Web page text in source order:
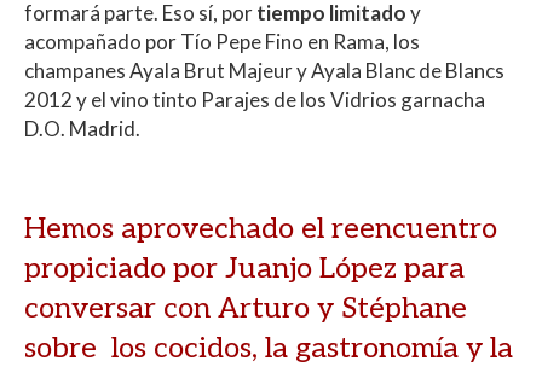
formará parte. Eso sí, portiempo limitadoy
acompañado por Tío Pepe Fino en Rama, los
champanes Ayala Brut Majeur y Ayala Blanc de Blancs
2012 y el vino tinto Parajes de los Vidrios garnacha
D.O. Madrid.
Hemos aprovechado el reencuentro
propiciado por Juanjo López para
conversar con Arturo y Stéphane
sobre los cocidos, la gastronomía y la